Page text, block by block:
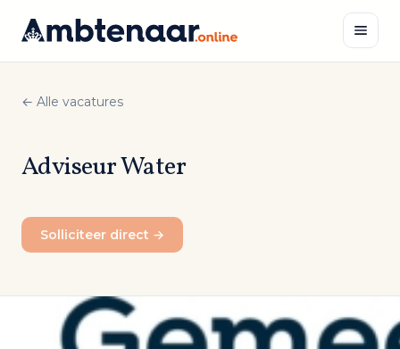
inhoud
← Alle vacatures
Adviseur Water
Solliciteer direct →